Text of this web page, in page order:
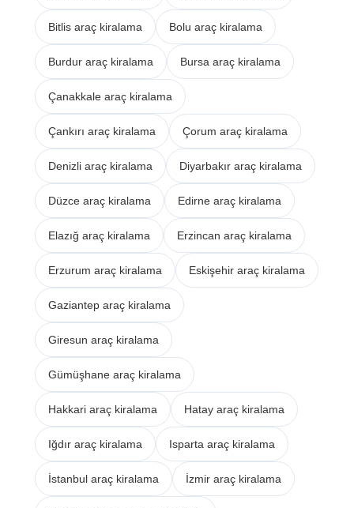
Bitlis araç kiralama Bolu araç kiralama
Burdur araç kiralama Bursa araç kiralama
Çanakkale araç kiralama
Çankırı araç kiralama Çorum araç kiralama
Denizli araç kiralama Diyarbakır araç kiralama
Düzce araç kiralama Edirne araç kiralama
Elazığ araç kiralama Erzincan araç kiralama
Erzurum araç kiralama Eskişehir araç kiralama
Gaziantep araç kiralama
Giresun araç kiralama
Gümüşhane araç kiralama
Hakkari araç kiralama Hatay araç kiralama
Iğdır araç kiralama Isparta araç kiralama
İstanbul araç kiralama İzmir araç kiralama